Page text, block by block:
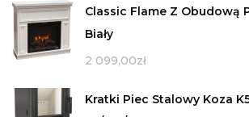
Classic Flame Z Obudową
Biały
2 099,00zł
Kratki Piec Stalowy Koza